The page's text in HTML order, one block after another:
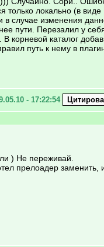
только локально (в виде
в случае изменения
пути. Перезалил у
корневой каталог
путь к нему в
- 17:22:54
) Не переживай.
прелоадер заменить,